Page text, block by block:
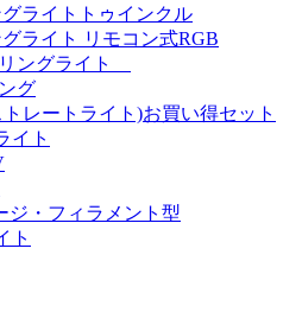
ライトトゥインクル
ライト リモコン式RGB
ングライト
グ
レートライト)お買い得セット
イト
・フィラメント型
ト